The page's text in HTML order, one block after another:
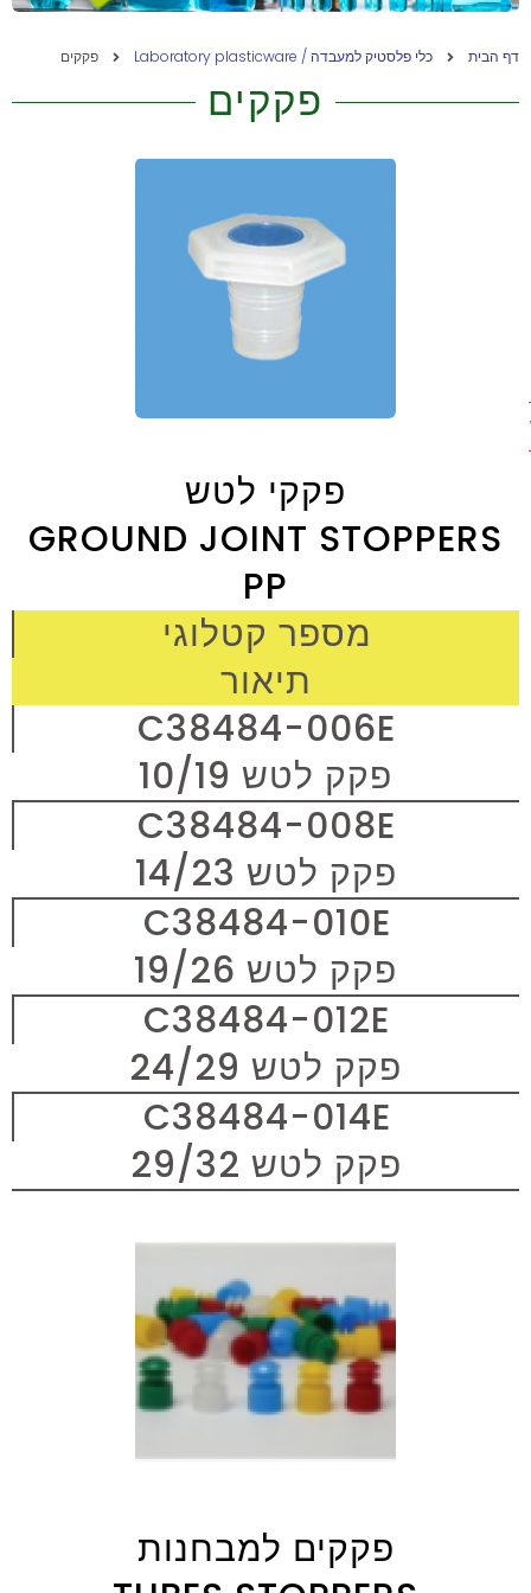
דף הבית כלי פלסטיק למעבדה / Laboratory plasticware פקקים
פקקים
פקקי לטש
GROUND JOINT STOPPERS
PP
מספר קטלוגי
תיאור
C38484-006E
פקק לטש 10/19
C38484-008E
פקק לטש 14/23
C38484-010E
פקק לטש 19/26
C38484-012E
פקק לטש 24/29
C38484-014E
פקק לטש 29/32
פקקים למבחנות